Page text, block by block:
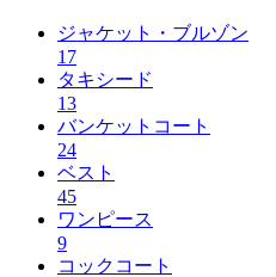
ジャケット・ブルゾン
17
タキシード
13
バンケットコート
24
ベスト
45
ワンピース
9
コックコート